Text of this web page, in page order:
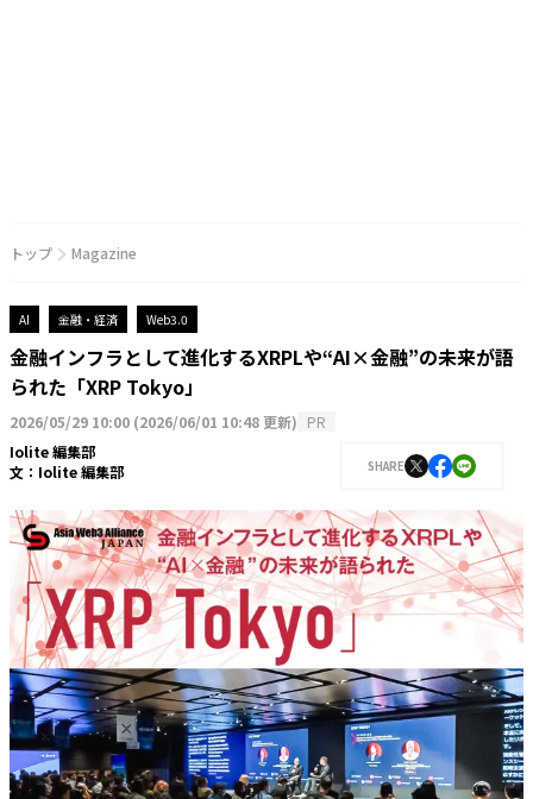
トップ Magazine
AI 金融・経済 Web3.0
金融インフラとして進化するXRPLや“AI×金融”の未来が語
られた「XRP Tokyo」
2026/05/29 10:00 (2026/06/01 10:48 更新) PR
Iolite 編集部
文： Iolite 編集部 SHARE